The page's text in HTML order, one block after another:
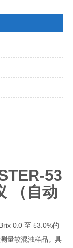
53
（自动
0.0 至 53.0%的
量较混浊样品。具